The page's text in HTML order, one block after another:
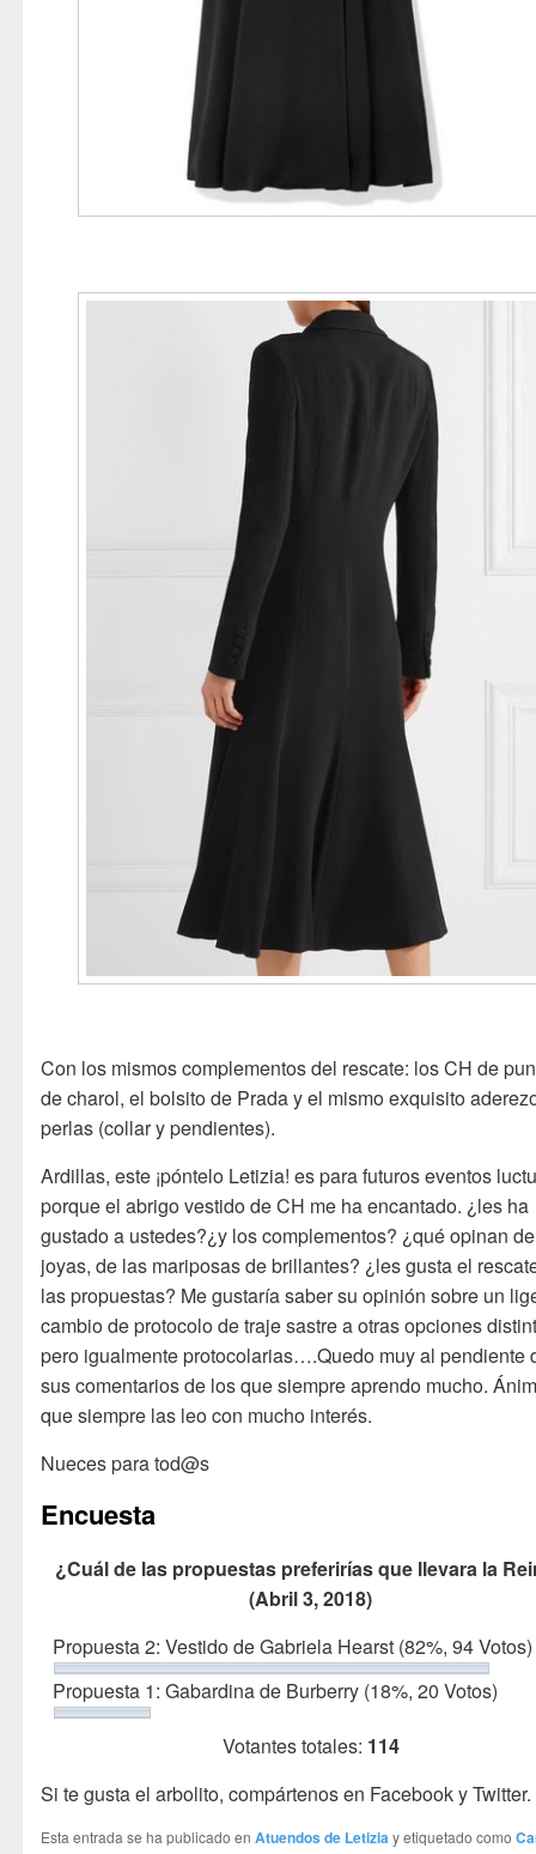
Con los mismos complementos del rescate: los CH de
de charol, el bolsito de Prada y el mismo exquisito
perlas (collar y pendientes).
Ardillas, este ¡póntelo Letizia! es para futuros eventos
porque el abrigo vestido de CH me ha encantado. ¿les ha
gustado a ustedes?¿y los complementos? ¿qué opinan
joyas, de las mariposas de brillantes? ¿les gusta el
las propuestas? Me gustaría saber su opinión sobre un
cambio de protocolo de traje sastre a otras opciones
pero igualmente protocolarias….Quedo muy al pendiente
sus comentarios de los que siempre aprendo mucho.
que siempre las leo con mucho interés.
Nueces para tod@s
Encuesta
¿Cuál de las propuestas preferirías que llevara la
(Abril 3, 2018)
Propuesta 2: Vestido de Gabriela Hearst (82%, 94 Votos)
Propuesta 1: Gabardina de Burberry (18%, 20 Votos)
Votantes totales: 114
Si te gusta el arbolito, compártenos en Facebook y Twitter.
Esta entrada se ha publicado enAtuendos de Letiziay etiquetado como